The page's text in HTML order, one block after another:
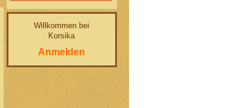
Willkommen bei
Korsika
Anmelden